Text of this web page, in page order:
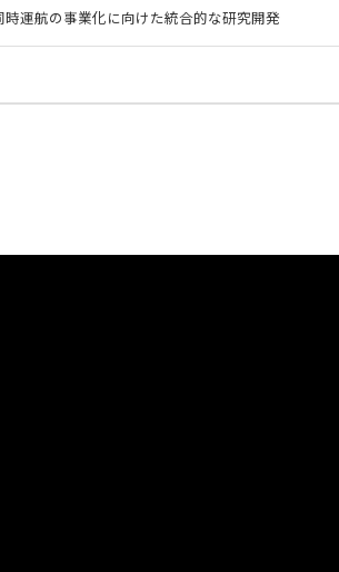
運航の事業化に向けた統合的な研究開発